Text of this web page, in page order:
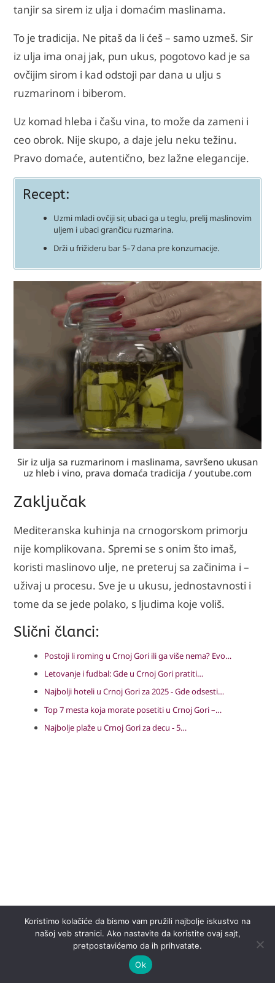
tanjir sa sirem iz ulja i domaćim maslinama.
To je tradicija. Ne pitaš da li ćeš – samo uzmeš. Sir
iz ulja ima onaj jak, pun ukus, pogotovo kad je sa
ovčijim sirom i kad odstoji par dana u ulju s
ruzmarinom i biberom.
Uz komad hleba i čašu vina, to može da zameni i
ceo obrok. Nije skupo, a daje jelu neku težinu.
Pravo domaće, autentično, bez lažne elegancije.
Recept:
Uzmi mladi ovčiji sir, ubaci ga u teglu, prelij maslinovim
uljem i ubaci grančicu ruzmarina.
Drži u frižideru bar 5–7 dana pre konzumacije.
Sir iz ulja sa ruzmarinom i maslinama, savršeno ukusan
uz hleb i vino, prava domaća tradicija / youtube.com
Zaključak
Mediteranska kuhinja na crnogorskom primorju
nije komplikovana. Spremi se s onim što imaš,
koristi maslinovo ulje, ne preteruj sa začinima i –
uživaj u procesu. Sve je u ukusu, jednostavnosti i
tome da se jede polako, s ljudima koje voliš.
Slični članci:
Postoji li roming u Crnoj Gori ili ga više nema? Evo…
Letovanje i fudbal: Gde u Crnoj Gori pratiti…
Najbolji hoteli u Crnoj Gori za 2025 - Gde odsesti…
Top 7 mesta koja morate posetiti u Crnoj Gori –…
Najbolje plaže u Crnoj Gori za decu - 5…
Koristimo kolačiće da bismo vam pružili najbolje iskustvo na
našoj veb stranici. Ako nastavite da koristite ovaj sajt,
pretpostavićemo da ih prihvatate.
Ok